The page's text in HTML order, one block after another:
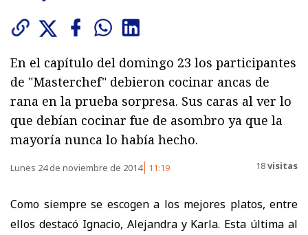
En el capítulo del domingo 23 los participantes
de "Masterchef" debieron cocinar ancas de
rana en la prueba sorpresa. Sus caras al ver lo
que debían cocinar fue de asombro ya que la
mayoría nunca lo había hecho.
Lunes 24 de noviembre de 2014 11:19 18visitas
Como siempre se escogen a los mejores platos, entre
ellos destacó Ignacio, Alejandra y Karla. Esta última al